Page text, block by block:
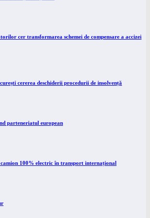
cer transformarea schemei de compensare a accizei
cererea deschiderii procedurii de insolvență
parteneriatul european
100% electric în transport internațional